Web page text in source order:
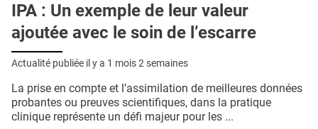
IPA : Un exemple de leur valeur
ajoutée avec le soin de l’escarre
Actualité publiée il y a 1 mois 2 semaines
La prise en compte et l’assimilation de meilleures données
probantes ou preuves scientifiques, dans la pratique
clinique représente un défi majeur pour les ...